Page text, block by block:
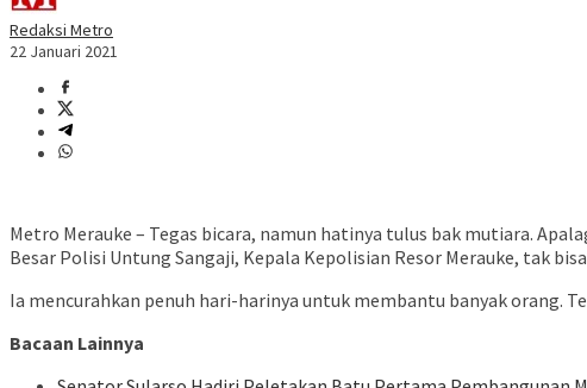
Redaksi Metro
22 Januari 2021
Metro Merauke – Tegas bicara, namun hatinya tulus bak mutiara.
Besar Polisi Untung Sangaji, Kepala Kepolisian Resor Merauke, tak
Ia mencurahkan penuh hari-harinya untuk membantu banyak orang.
Bacaan Lainnya